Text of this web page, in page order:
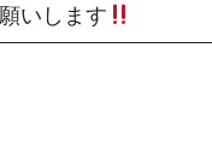
いします